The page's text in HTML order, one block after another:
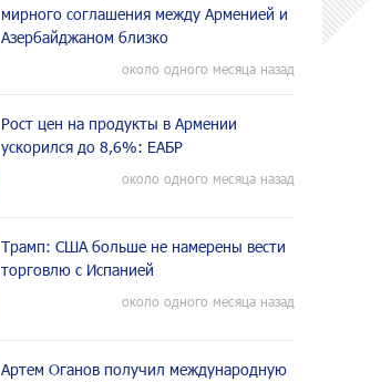
мирного соглашения между Арменией и
Азербайджаном близко
около одного месяца назад
Рост цен на продукты в Армении
ускорился до 8,6%: ЕАБР
около одного месяца назад
Трамп: США больше не намерены вести
торговлю с Испанией
около одного месяца назад
Артем Оганов получил международную